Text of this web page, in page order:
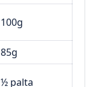
100g
85g
½ palta